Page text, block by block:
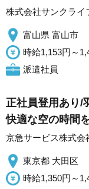
株式会社サンクライ
富山県 富山市
時給1,153円～
派遣社員
正社員登用あり/
快適な空の時間
京急サービス株式会
東京都 大田区
時給1,350円～